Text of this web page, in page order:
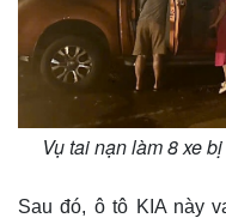
Thế giới
Quan sát
Cuộc sống đó đây
Hồ sơ
Vụ tai nạn làm 8 xe
Sau đó, ô tô KIA này